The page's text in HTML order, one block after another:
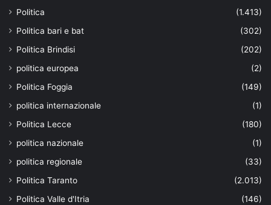
Politica
(1.413)
Politica bari e bat
(302)
Politica Brindisi
(202)
politica europea
(2)
Politica Foggia
(149)
politica internazionale
(1)
Politica Lecce
(180)
politica nazionale
(1)
politica regionale
(33)
Politica Taranto
(2.013)
Politica Valle d'Itria
(146)